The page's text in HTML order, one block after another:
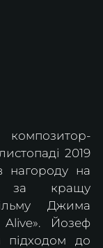
2019
нагороду на
за кращу
Джима
Йозеф
підходом до